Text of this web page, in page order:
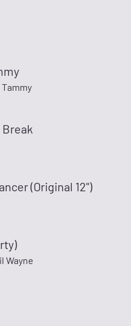
Break
(Original 12")
Wayne